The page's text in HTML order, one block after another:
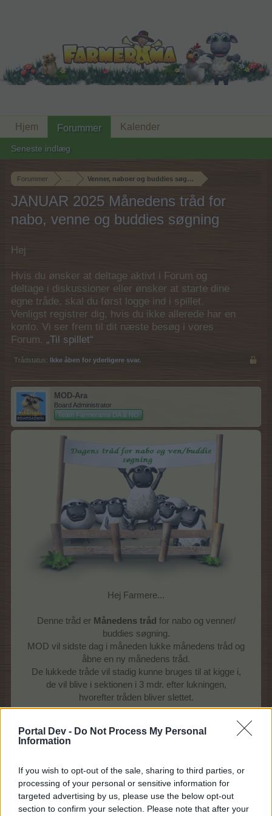
Portal Dev - Do Not Process My Personal
Information
If you wish to opt-out of the sale, sharing to third parties, or
processing of your personal or sensitive information for
targeted advertising by us, please use the below opt-out
section to confirm your selection. Please note that after your
Forummer Venner, naboer og buddies søgning
JANUAR 2025 Månedens tråd for
nabo, venne og buddies søgning
Hej
Hvis du ønsker at deltage aktivt i Forum og
deltage i diskussioner eller ønsker at starte dine
egne tråde, skal du først logge ind i spillet.
Venligst registrer dig, hvis du ikke allerede har en
konto. Vi ser frem til dit næste besøg i vores
Forum. „Til spillet“
Trådstatus: Ikke åben for yderligere svar.
MOD-Ara
Board Administrator
Team Farmerama DA & NO
Hej Farmere...
Denne tråd er Månedens tråd for nabo og venner/
buddies søgning.
MOD vil sidste dag i måneden lukke månedens tråd og
åbne en ny månedens tråd.
De lukkede tråde vil stadig kunne bruges til at kigge i,
de vil blive i sektionen i 3 mdr. efter lukningen,
hvorefter tråden bliver slettet.
søgning
Alle andre former for indlæg vil blive fjernet uden yderlige
kommentarer.
Hjem Forummer
Seneste indlæg
Kalender